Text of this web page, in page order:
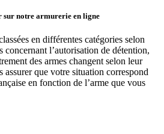
sur notre armurerie en ligne
en différentes catégories selon
concernant l’autorisation de détention,
des armes changent selon leur
assurer que votre situation correspond
en fonction de l’arme que vous